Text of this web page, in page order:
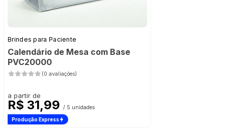
Brindes para Paciente
Calendário de Mesa com Base
PVC20000
(0 avaliações)
a partir de
R$ 31,99 / 5 unidades
Produção Express